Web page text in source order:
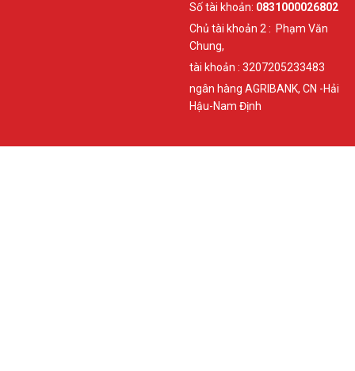
Số tài khoản: 0831000026802
Chủ tài khoản 2 : Phạm Văn
Chung,
tài khoản : 3207205233483
ngân hàng AGRIBANK, CN -Hải
Hậu-Nam Định